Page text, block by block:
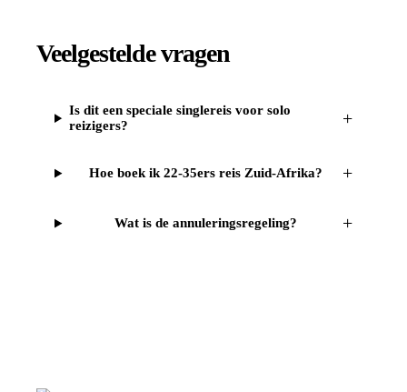
Veelgestelde vragen
Is dit een speciale singlereis voor solo
reizigers?
+
Hoe boek ik 22-35ers reis Zuid-Afrika? +
Wat is de annuleringsregeling? +